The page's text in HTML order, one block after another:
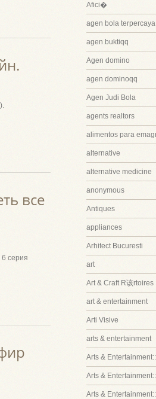
все
серия
Afici�
agen bola terpercaya
agen buktiqq
Agen domino
agen dominoqq
Agen Judi Bola
agents realtors
alimentos para
alternative
alternative medicine
anonymous
Antiques
appliances
Arhitect Bucuresti
art
Art & Craft R该rtoires
art & entertainment
Arti Visive
arts & entertainment
Arts &
Arts &
Arts &